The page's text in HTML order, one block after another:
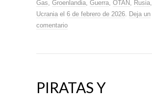
Gas Groenlandia Guerra OTAN Rusia
Ucrania el 6 de febrero de 2026
Deja un
comentario
PIRATAS Y